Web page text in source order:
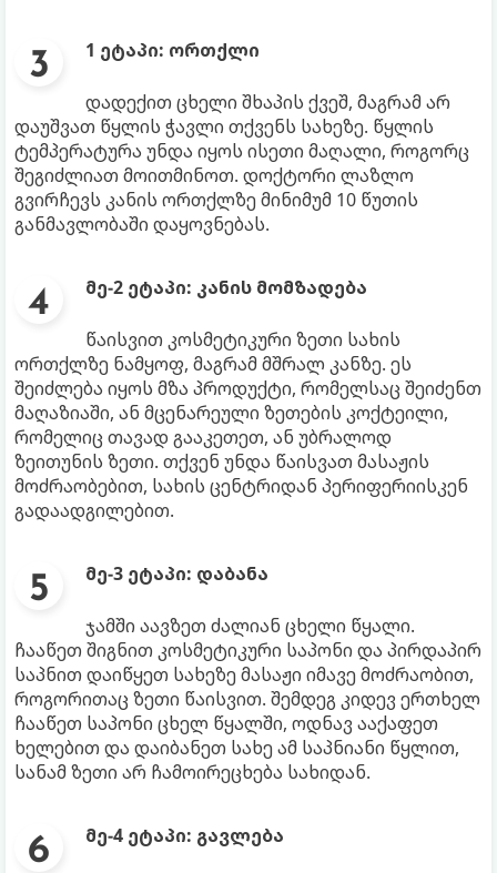
1 ეტაპი: ორთქლი
დადექით ცხელი შხაპის ქვეშ, მაგრამ არ
დაუშვათ წყლის ჭავლი თქვენს სახეზე. წყლის
ტემპერატურა უნდა იყოს ისეთი მაღალი, როგორც
შეგიძლიათ მოითმინოთ. დოქტორი ლაზლო
გვირჩევს კანის ორთქლზე მინიმუმ 10 წუთის
განმავლობაში დაყოვნებას.
მე-2 ეტაპი: კანის მომზადება
წაისვით კოსმეტიკური ზეთი სახის
ორთქლზე ნამყოფ, მაგრამ მშრალ კანზე. ეს
შეიძლება იყოს მზა პროდუქტი, რომელსაც შეიძენთ
მაღაზიაში, ან მცენარეული ზეთების კოქტეილი,
რომელიც თავად გააკეთეთ, ან უბრალოდ
ზეითუნის ზეთი. თქვენ უნდა წაისვათ მასაჟის
მოძრაობებით, სახის ცენტრიდან პერიფერიისკენ
გადაადგილებით.
მე-3 ეტაპი: დაბანა
ჯამში აავზეთ ძალიან ცხელი წყალი.
ჩააწეთ შიგნით კოსმეტიკური საპონი და პირდაპირ
საპნით დაიწყეთ სახეზე მასაჟი იმავე მოძრაობით,
როგორითაც ზეთი წაისვით. შემდეგ კიდევ ერთხელ
ჩააწეთ საპონი ცხელ წყალში, ოდნავ ააქაფეთ
ხელებით და დაიბანეთ სახე ამ საპნიანი წყლით,
სანამ ზეთი არ ჩამოირეცხება სახიდან.
მე-4 ეტაპი: გავლება